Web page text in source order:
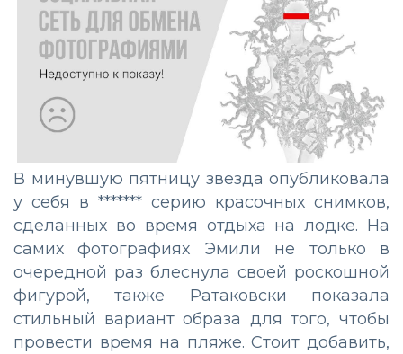
В минувшую пятницу звезда опубликовала
у себя в ******* серию красочных снимков,
сделанных во время отдыха на лодке. На
самих фотографиях Эмили не только в
очередной раз блеснула своей роскошной
фигурой, также Ратаковски показала
стильный вариант образа для того, чтобы
провести время на пляже. Стоит добавить,